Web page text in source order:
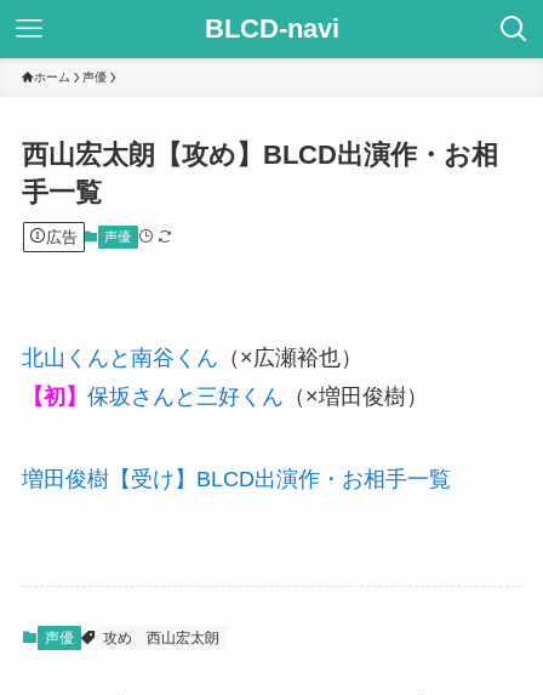
BLCD-navi
ホーム 声優
西山宏太朗【攻め】BLCD出演作・お相
手一覧
広告 声優
北山くんと南谷くん （×広瀬裕也）
【初】 保坂さんと三好くん （×増田俊樹）
増田俊樹【受け】BLCD出演作・お相手一覧
声優 攻め 西山宏太朗